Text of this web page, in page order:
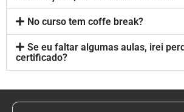
No curso tem coffe break?
Se eu faltar algumas aulas, irei
certificado?